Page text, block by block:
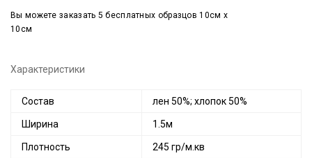
Вы можете заказать 5 бесплатных образцов 10см x
10см
Характеристики
Состав лен 50%; хлопок 50%
Ширина 1.5м
Плотность 245 гр/м.кв